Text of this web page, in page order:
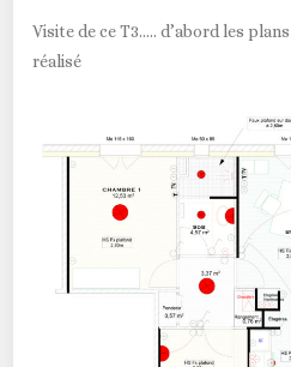
Visite de ce T3….. d’abord les
réalisé